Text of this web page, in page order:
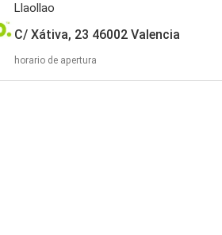
Llaollao
C/ Xátiva, 23 46002 Valencia
horario de apertura